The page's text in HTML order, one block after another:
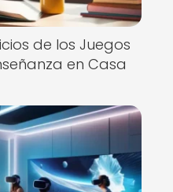
de los Juegos
en Casa